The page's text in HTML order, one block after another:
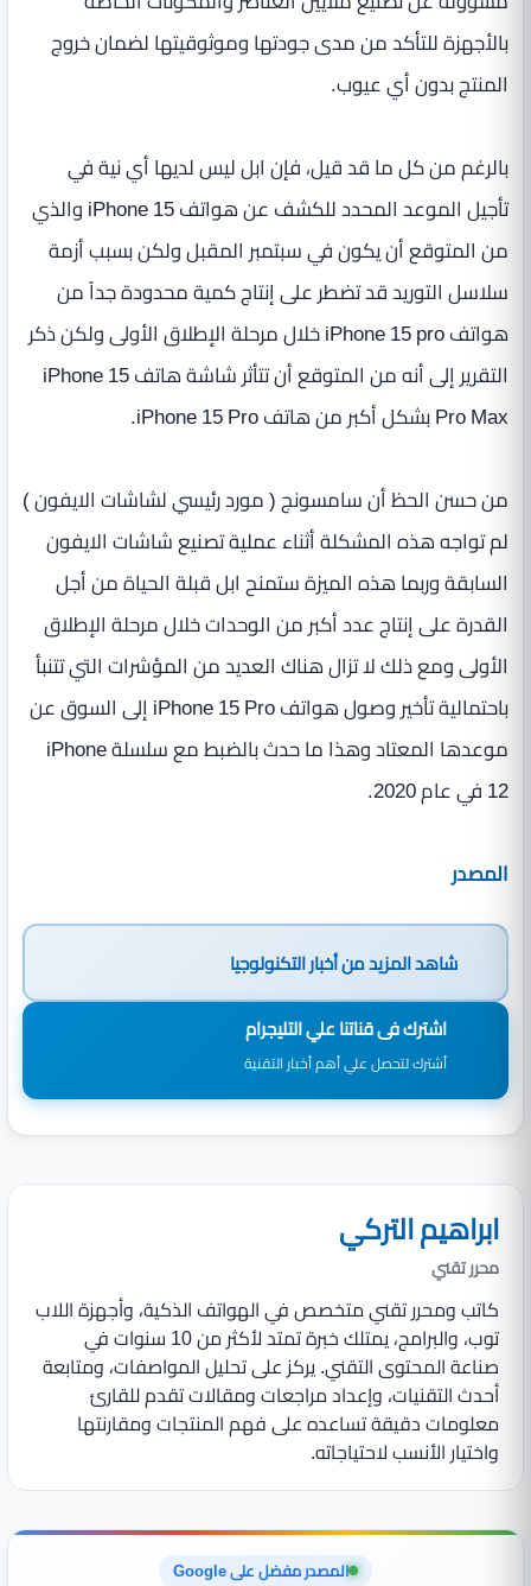
بالأجهزة للتأكد من مدى جودتها وموثوقيتها لضمان خروج
المنتج بدون أي عيوب.
بالرغم من كل ما قد قيل، فإن ابل ليس لديها أي نية في
تأجيل الموعد المحدد للكشف عن هواتف iPhone 15 والذي
من المتوقع أن يكون في سبتمبر المقبل ولكن بسبب أزمة
سلاسل التوريد قد تضطر على إنتاج كمية محدودة جداً من
هواتف iPhone 15 pro خلال مرحلة الإطلاق الأولى ولكن ذكر
التقرير إلى أنه من المتوقع أن تتأثر شاشة هاتف iPhone 15
Pro Max بشكل أكبر من هاتف iPhone 15 Pro.
من حسن الحظ أن سامسونج ( مورد رئيسي لشاشات الايفون )
لم تواجه هذه المشكلة أثناء عملية تصنيع شاشات الايفون
السابقة وربما هذه الميزة ستمنح ابل قبلة الحياة من أجل
القدرة على إنتاج عدد أكبر من الوحدات خلال مرحلة الإطلاق
الأولى ومع ذلك لا تزال هناك العديد من المؤشرات التي تتنبأ
باحتمالية تأخير وصول هواتف iPhone 15 Pro إلى السوق عن
موعدها المعتاد وهذا ما حدث بالضبط مع سلسلة iPhone
12 في عام 2020.
المصدر
شاهد المزيد منأخبار التكنولوجيا
اشترك فى قناتنا علي التليجرام
أشترك لتحصل علي أهم أخبار التقنية
ابراهيم التركي
محرر تقني
كاتب ومحرر تقني متخصص في الهواتف الذكية، وأجهزة اللاب
توب، والبرامج، يمتلك خبرة تمتد لأكثر من 10 سنوات في
صناعة المحتوى التقني. يركز على تحليل المواصفات، ومتابعة
أحدث التقنيات، وإعداد مراجعات ومقالات تقدم للقارئ
معلومات دقيقة تساعده على فهم المنتجات ومقارنتها
واختيار الأنسب لاحتياجاته.
المصدر مفضل على Google